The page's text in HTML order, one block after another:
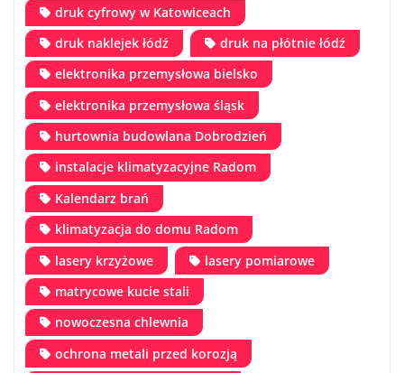
druk cyfrowy w Katowiceach
druk naklejek łódź
druk na płótnie łódź
elektronika przemysłowa bielsko
elektronika przemysłowa śląsk
hurtownia budowlana Dobrodzień
instalacje klimatyzacyjne Radom
Kalendarz brań
klimatyzacja do domu Radom
lasery krzyżowe
lasery pomiarowe
matrycowe kucie stali
nowoczesna chlewnia
ochrona metali przed korozją